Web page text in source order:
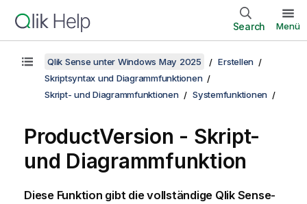
Search Menü
Qlik Sense unter Windows May 2025
Erstellen
Skriptsyntax und Diagrammfunktionen
Skript- und Diagrammfunktionen
Systemfunktionen
ProductVersion - Skript-
und Diagrammfunktion
Diese Funktion gibt die vollständige Qlik Sense-